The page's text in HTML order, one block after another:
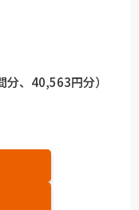
、40,563円分）